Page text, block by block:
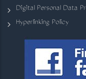
Digital Personal Data
Hyperlinking Policy